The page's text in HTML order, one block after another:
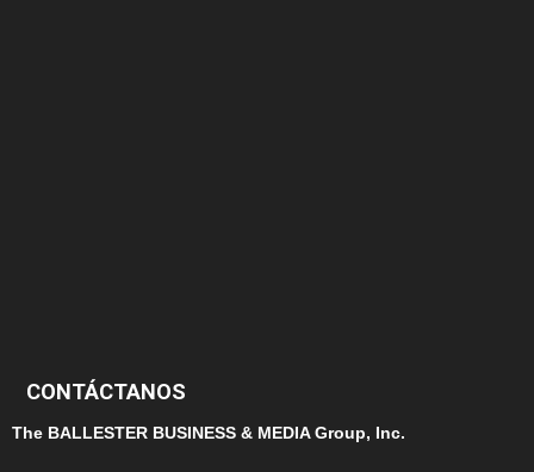
CONTÁCTANOS
The BALLESTER BUSINESS & MEDIA Group, Inc.